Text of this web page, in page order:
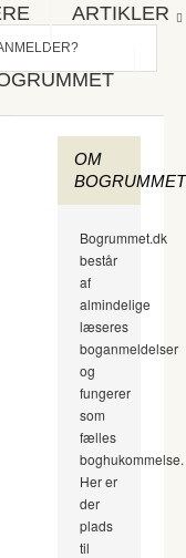
ARTIKLER
OM
BOGRUMMET
Bogrummet.dk
består
af
almindelige
læseres
boganmeldelser
og
fungerer
som
fælles
boghukommelse.
Her er
der
plads
til